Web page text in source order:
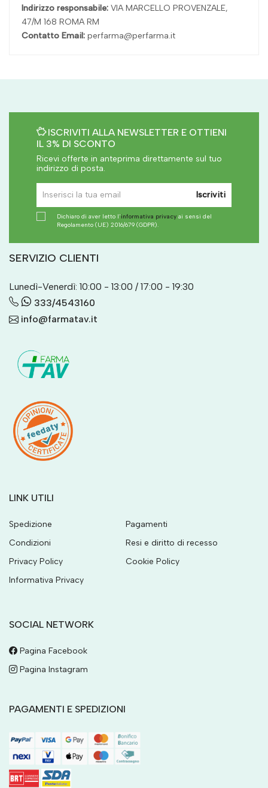
Indirizzo responsabile: VIA MARCELLO PROVENZALE,
47/M 168 ROMA RM
Contatto Email: perfarma@perfarma.it
ISCRIVITI ALLA NEWSLETTER E OTTIENI
IL 3% DI SCONTO
Ricevi offerte in anteprima direttamente sul tuo
indirizzo di posta.
Iscriviti
Dichiaro di aver letto l'informativa privacy ai sensi del
Regolamento (UE) 2016/679 (GDPR).
SERVIZIO CLIENTI
Lunedì-Venerdì: 10:00 - 13:00 / 17:00 - 19:30
333/4543160
info@farmatav.it
LINK UTILI
Spedizione
Pagamenti
Condizioni
Resi e diritto di recesso
Privacy Policy
Cookie Policy
Informativa Privacy
SOCIAL NETWORK
Pagina Facebook
Pagina Instagram
PAGAMENTI E SPEDIZIONI